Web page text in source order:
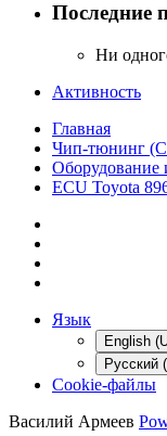
Последние
Ни
Активность
Главная
Чип-тюнинг
ECU Toyota
Язык
English
Русский
Cookie-файлы
Василий Армеев